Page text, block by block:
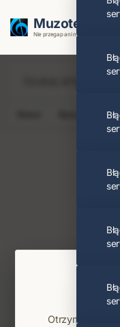
Muzoteka.pl
Nie przegap ani nuty dzięki
Najnowsze
Otrzymuj info o